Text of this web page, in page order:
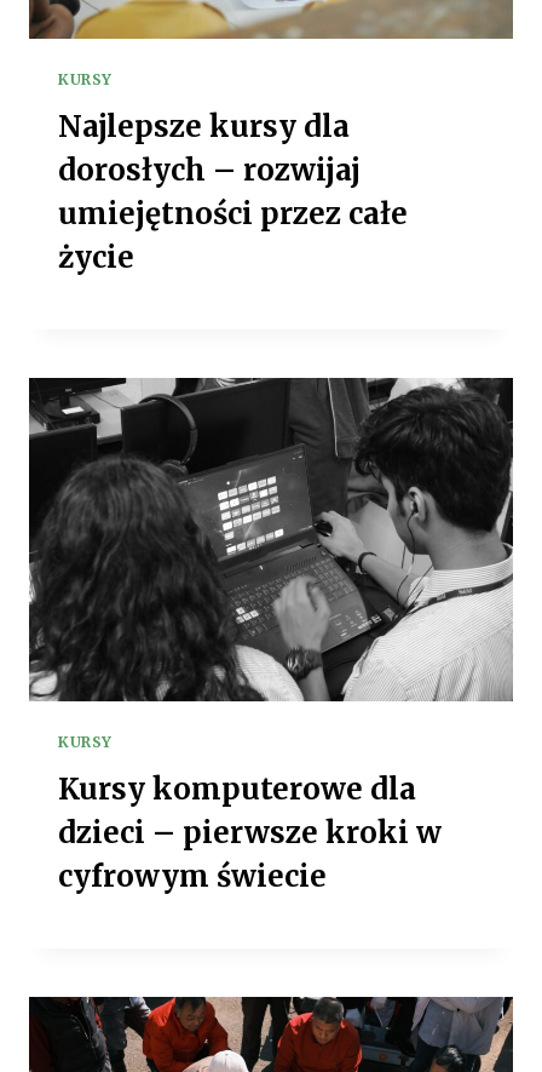
KURSY
Najlepsze kursy dla
dorosłych – rozwijaj
umiejętności przez całe
życie
KURSY
Kursy komputerowe dla
dzieci – pierwsze kroki w
cyfrowym świecie